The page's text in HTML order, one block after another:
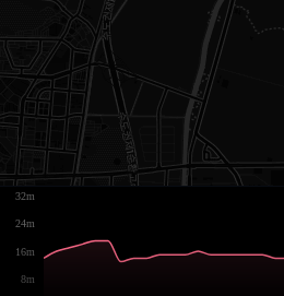
8m
16m
24m
32m